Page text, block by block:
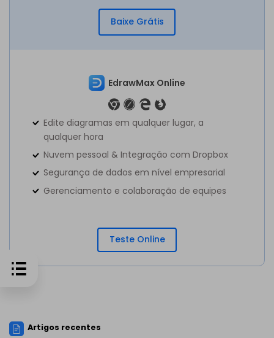
Baixe Grátis
EdrawMax Online
Edite diagramas em qualquer lugar, a
qualquer hora
Nuvem pessoal & Integração com Dropbox
Segurança de dados em nível empresarial
Gerenciamento e colaboração de equipes
Teste Online
Artigos recentes